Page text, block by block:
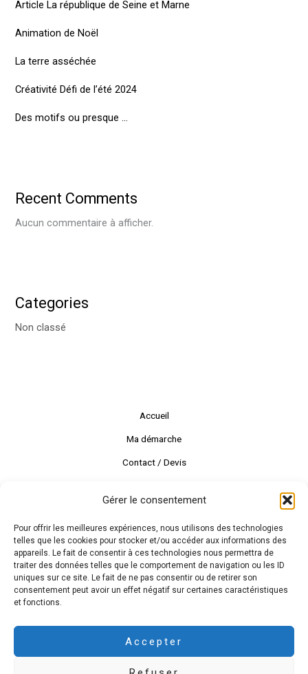
Gérer le consentement
Pour offrir les meilleures expériences, nous utilisons des technologies
telles que les cookies pour stocker et/ou accéder aux informations des
appareils. Le fait de consentir à ces technologies nous permettra de
traiter des données telles que le comportement de navigation ou les ID
uniques sur ce site. Le fait de ne pas consentir ou de retirer son
consentement peut avoir un effet négatif sur certaines caractéristiques
et fonctions.
Accepter
Article La république de Seine et Marne
Animation de Noël
La terre asséchée
Créativité Défi de l’été 2024
Des motifs ou presque …
Recent Comments
Aucun commentaire à afficher.
Categories
Non classé
Accueil
Ma démarche
Contact / Devis